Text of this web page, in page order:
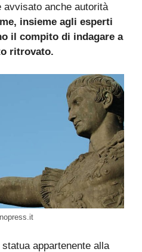
avvisato anche autorità
insieme agli esperti
il compito di indagare a
ritrovato.
appartenente alla